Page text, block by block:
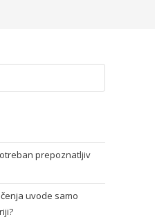
prepoznatljiv
uvode samo